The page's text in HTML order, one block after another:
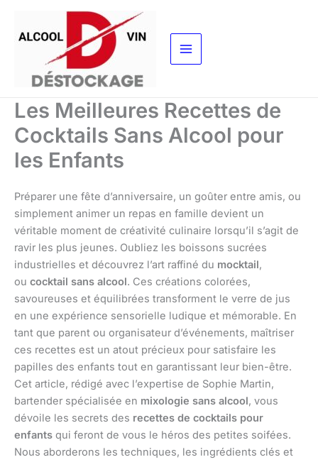
contenu
Les Meilleures Recettes de
Cocktails Sans Alcool pour
les Enfants
Préparer une fête d’anniversaire, un goûter entre amis, ou
simplement animer un repas en famille devient un
véritable moment de créativité culinaire lorsqu’il s’agit de
ravir les plus jeunes. Oubliez les boissons sucrées
industrielles et découvrez l’art raffiné du mocktail,
ou cocktail sans alcool. Ces créations colorées,
savoureuses et équilibrées transforment le verre de jus
en une expérience sensorielle ludique et mémorable. En
tant que parent ou organisateur d’événements, maîtriser
ces recettes est un atout précieux pour satisfaire les
papilles des enfants tout en garantissant leur bien-être.
Cet article, rédigé avec l’expertise de Sophie Martin,
bartender spécialisée en mixologie sans alcool, vous
dévoile les secrets des recettes de cocktails pour
enfants qui feront de vous le héros des petites soifées.
Nous aborderons les techniques, les ingrédients clés et